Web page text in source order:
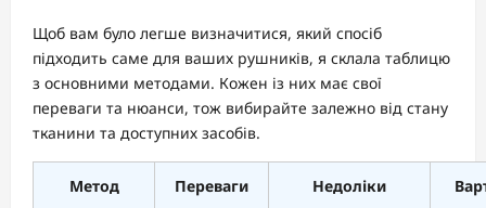
Щоб вам було легше визначитися, який спосіб
підходить саме для ваших рушників, я склала таблицю
з основними методами. Кожен із них має свої
переваги та нюанси, тож вибирайте залежно від стану
тканини та доступних засобів.
Метод Переваги Недоліки